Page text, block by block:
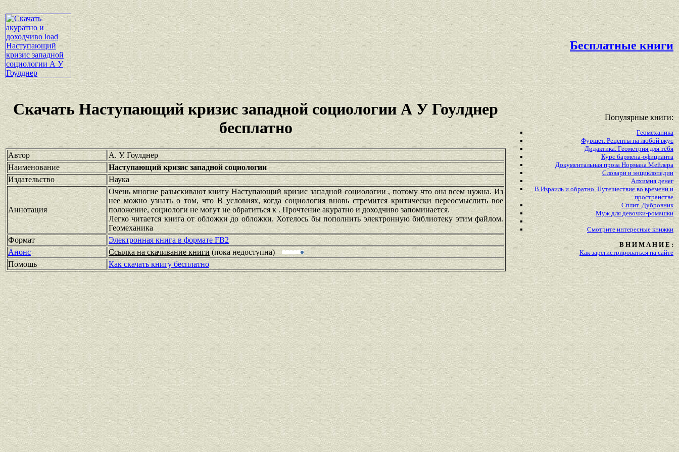
Бесплатные книги
Скачать Наступающий кризис западной социологии А У Гоулднер
бесплатно
Автор
А. У. Гоулднер
Наименование
Наступающий кризис западной социологии
Издательство
Наука
Аннотация
Очень многие разыскивают книгу Наступающий кризис западной социологии , потому что она всем нужна. Из
нее можно узнать о том, что В условиях, когда социология вновь стремится критически переосмыслить вое
положение, социологи не могут не обратиться к . Прочтение акуратно и доходчиво запоминается.
Легко читается книга от обложки до обложки. Хотелось бы пополнить электронную библиотеку этим файлом.
Геомеханика
Формат
Электронная книга в формате FB2
Анонс
Ссылка на скачивание книги (пока недоступна)
Помощь
Как скачать книгу бесплатно
Популярные книги:
Геомеханика
Фуршет. Рецепты на любой вкус
Дидактика. Геометрия для тебя
Курс бармена-официанта
Документальная проза Нормана Мейлера
Словари и энциклопедии
Алхимия денег
В Израиль и обратно. Путешествие во времени и
пространстве
Сплит. Дубровник
Муж для девочки-ромашки
Смотрите интересные книжки
В Н И М А Н И Е :
Как зарегистрироваться на сайте